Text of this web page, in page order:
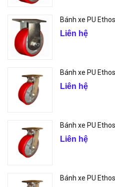
Bánh xe PU
Liên hệ
Bánh xe PU
Liên hệ
Bánh xe PU
Liên hệ
Bánh xe PU